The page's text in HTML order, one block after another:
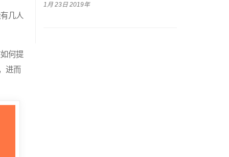
几人
何提
进而
1月 23日 2019年